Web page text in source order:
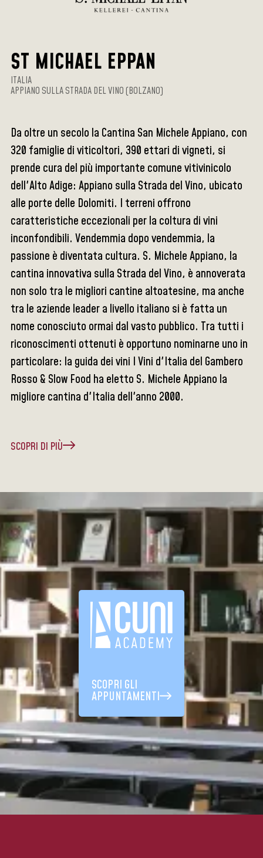
ST MICHAEL EPPAN
ITALIA
APPIANO SULLA STRADA DEL VINO (BOLZANO)
Da oltre un secolo la Cantina San Michele Appiano, con
320 famiglie di viticoltori, 390 ettari di vigneti, si
prende cura del più importante comune vitivinicolo
dell'Alto Adige: Appiano sulla Strada del Vino, ubicato
alle porte delle Dolomiti. I terreni offrono
caratteristiche eccezionali per la coltura di vini
inconfondibili. Vendemmia dopo vendemmia, la
passione è diventata cultura. S. Michele Appiano, la
cantina innovativa sulla Strada del Vino, è annoverata
non solo tra le migliori cantine altoatesine, ma anche
tra le aziende leader a livello italiano si è fatta un
nome conosciuto ormai dal vasto pubblico. Tra tutti i
riconoscimenti ottenuti è opportuno nominarne uno in
particolare: la guida dei vini I Vini d'Italia del Gambero
Rosso & Slow Food ha eletto S. Michele Appiano la
migliore cantina d'Italia dell'anno 2000.
SCOPRI DI PIÙ
SCOPRI GLI
APPUNTAMENTI